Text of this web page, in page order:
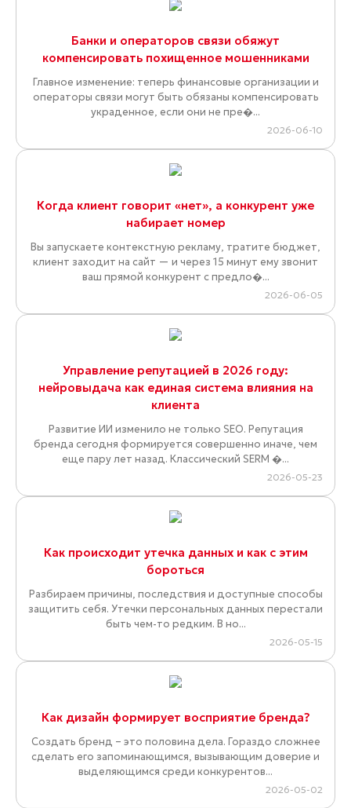
Банки и операторов связи обяжут
компенсировать похищенное мошенниками
Главное изменение: теперь финансовые организации и
операторы связи могут быть обязаны компенсировать
украденное, если они не пре�...
2026-06-10
Когда клиент говорит «нет», а конкурент уже
набирает номер
Вы запускаете контекстную рекламу, тратите бюджет,
клиент заходит на сайт — и через 15 минут ему звонит
ваш прямой конкурент с предло�...
2026-06-05
Управление репутацией в 2026 году:
нейровыдача как единая система влияния на
клиента
Развитие ИИ изменило не только SEO. Репутация
бренда сегодня формируется совершенно иначе, чем
еще пару лет назад. Классический SERM �...
2026-05-23
Как происходит утечка данных и как с этим
бороться
Разбираем причины, последствия и доступные способы
защитить себя. Утечки персональных данных перестали
быть чем-то редким. В но...
2026-05-15
Как дизайн формирует восприятие бренда?
Создать бренд – это половина дела. Гораздо сложнее
сделать его запоминающимся, вызывающим доверие и
выделяющимся среди конкурентов...
2026-05-02